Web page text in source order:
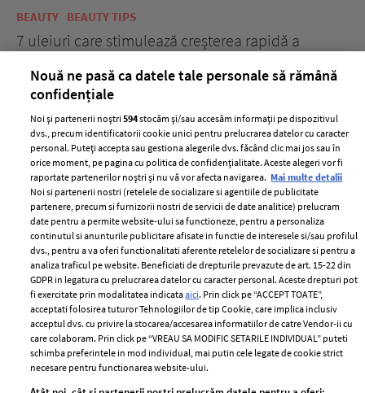
BEAUTY BEAUTY TIPS
7 uleiuri care stimulează creșterea rapidă a
ELLE Style Awards
2024
Despre ELLE
Romania
Contact
Abonamente
Termeni si conditii
Politica de
confidențialitate
Politica de cookies
Publicitate
Nouă ne pasă ca datele tale personale să rămână
confidențiale
Noi și partenerii noștri594stocăm și/sau accesăm informații pe dispozitivul
dvs., precum identificatorii cookie unici pentru prelucrarea datelor cu caracter
personal. Puteți accepta sau gestiona alegerile dvs. făcând clic mai jos sau în
orice moment, pe pagina cu politica de confidențialitate. Aceste alegeri vor fi
raportate partenerilor noștri și nu vă vor afecta navigarea. Mai multe detalii
Noi si partenerii nostri (retelele de socializare si agentiile de publicitate
partenere, precum si furnizorii nostri de servicii de date analitice) prelucram
date pentru a permite website-ului sa functioneze, pentru a personaliza
continutul si anunturile publicitare afisate in functie de interesele si/sau profilul
dvs., pentru a va oferi functionalitati aferente retelelor de socializare si pentru a
analiza traficul pe website. Beneficiati de drepturile prevazute de art. 15-22 din
GDPR in legatura cu prelucrarea datelor cu caracter personal. Aceste drepturi pot
fi exercitate prin modalitatea indicataaici. Prin click pe “ACCEPT TOATE”,
acceptati folosirea tuturor Tehnologiilor de tip Cookie, care implica inclusiv
acceptul dvs. cu privire la stocarea/accesarea informatiilor de catre Vendor-ii cu
care colaboram. Prin click pe “VREAU SA MODIFIC SETARILE INDIVIDUAL” puteti
schimba preferintele in mod individual, mai putin cele legate de cookie strict
necesare pentru functionarea website-ului.